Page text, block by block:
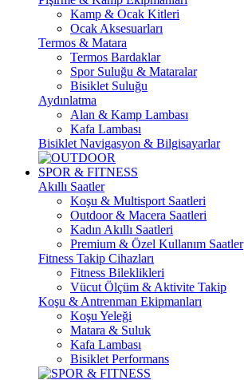
Kamp & Ocak Kitleri
Ocak Aksesuarları
Termos & Matara
Termos Bardaklar
Spor Suluğu & Mataralar
Bisiklet Suluğu
Aydınlatma
Alan & Kamp Lambası
Kafa Lambası
Bisiklet Navigasyon & Bilgisayarlar
SPOR & FITNESS
Akıllı Saatler
Koşu & Multisport Saatleri
Outdoor & Macera Saatleri
Kadın Akıllı Saatleri
Premium & Özel Kullanım Saatler
Fitness Takip Cihazları
Fitness Bileklikleri
Vücut Ölçüm & Aktivite Takip
Koşu & Antrenman Ekipmanları
Koşu Yeleği
Matara & Suluk
Kafa Lambası
Bisiklet Performans